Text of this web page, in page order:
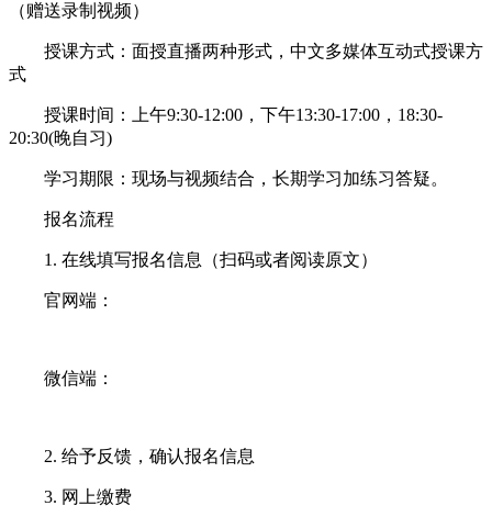
（赠送录制视频）
授课方式：面授直播两种形式，中文多媒体互动式授课方
式
授课时间：上午9:30-12:00，下午13:30-17:00，18:30-
20:30(晚自习)
学习期限：现场与视频结合，长期学习加练习答疑。
报名流程
1. 在线填写报名信息（扫码或者阅读原文）
官网端：
微信端：
2. 给予反馈，确认报名信息
3. 网上缴费